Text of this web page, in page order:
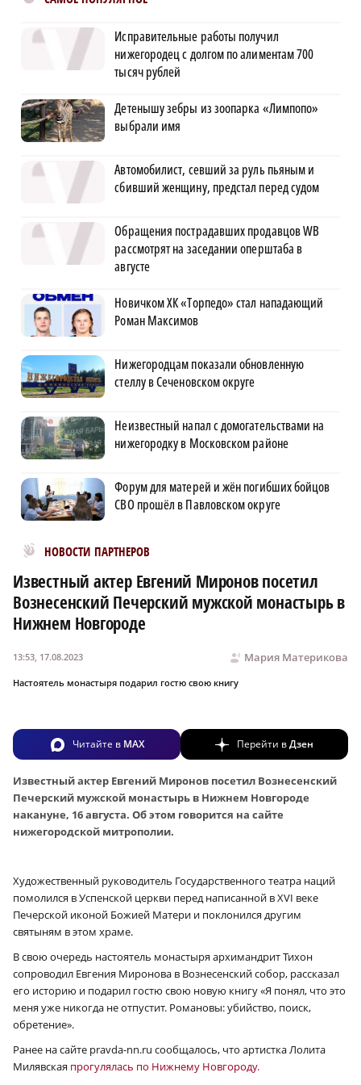
Исправительные работы получил
нижегородец с долгом по алиментам 700
тысяч рублей
Детенышу зебры из зоопарка «Лимпопо»
выбрали имя
Автомобилист, севший за руль пьяным и
сбивший женщину, предстал перед судом
Обращения пострадавших продавцов WB
рассмотрят на заседании оперштаба в
августе
Новичком ХК «Торпедо» стал нападающий
Роман Максимов
Нижегородцам показали обновленную
стеллу в Сеченовском округе
Неизвестный напал с домогательствами на
нижегородку в Московском районе
Форум для матерей и жён погибших бойцов
СВО прошёл в Павловском округе
НОВОСТИ ПАРТНЕРОВ
Новости МирТесен
Известный актер Евгений Миронов посетил
Вознесенский Печерский мужской монастырь в
Нижнем Новгороде
Мария Материкова
13:53, 17.08.2023
Настоятель монастыря подарил гостю свою книгу
Читайте в MAX Перейти вДзен
Известный актер Евгений Миронов посетил Вознесенский
Печерский мужской монастырь в Нижнем Новгороде
накануне, 16 августа. Об этом говорится на сайте
нижегородской митрополии.
Художественный руководитель Государственного театра наций
помолился в Успенской церкви перед написанной в XVI веке
Печерской иконой Божией Матери и поклонился другим
святыням в этом храме.
В свою очередь настоятель монастыря архимандрит Тихон
сопроводил Евгения Миронова в Вознесенский собор, рассказал
его историю и подарил гостю свою новую книгу «Я понял, что это
меня уже никогда не отпустит. Романовы: убийство, поиск,
обретение».
Ранее на сайте pravda-nn.ru сообщалось, что артистка Лолита
Милявская прогулялась по Нижнему Новгороду.